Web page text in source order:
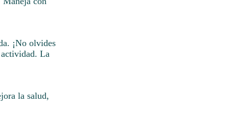
¡No olvides
actividad. La
la salud,